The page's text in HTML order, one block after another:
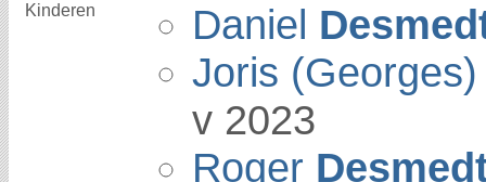
Kinderen Daniel
Joris
v 2023
Roger